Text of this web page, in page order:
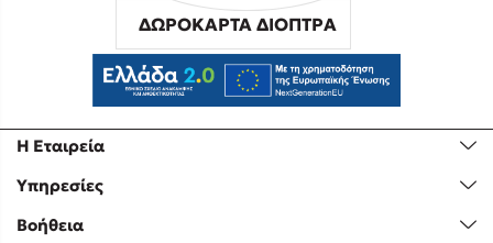
Η Εταιρεία
Υπηρεσίες
Βοήθεια
ΔΩΡΟΚΑΡΤΑ ΔΙΟΠΤΡΑ